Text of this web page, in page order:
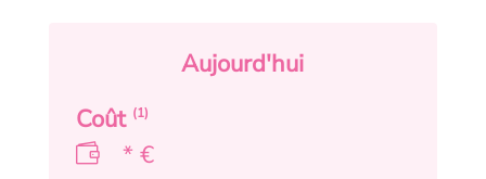
Aujourd'hui
Coût (1)
* €